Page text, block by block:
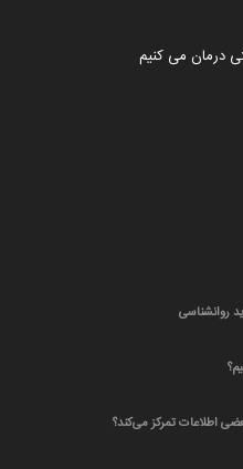
درمان می کنیم
روانشناسی
اطلاعات تمرکز می‌کند؟